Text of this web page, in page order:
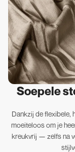
Soepele
Dankzij de flexibele,
moeiteloos om je
kreukvrij — zelfs na